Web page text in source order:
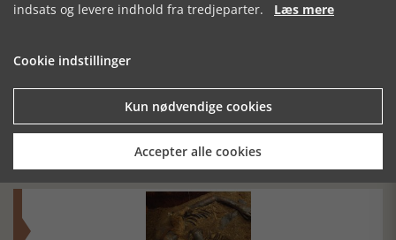
FREDENSBORG.
SLOTSHAVE
DEBAT OM
"BYENS HJERTE"
KUNSTMALEREN
OG PRINSESSEN
indsats og levere indhold fra tredjeparter. Læs mere
Cookie indstillinger
Kun nødvendige cookies
Accepter alle cookies